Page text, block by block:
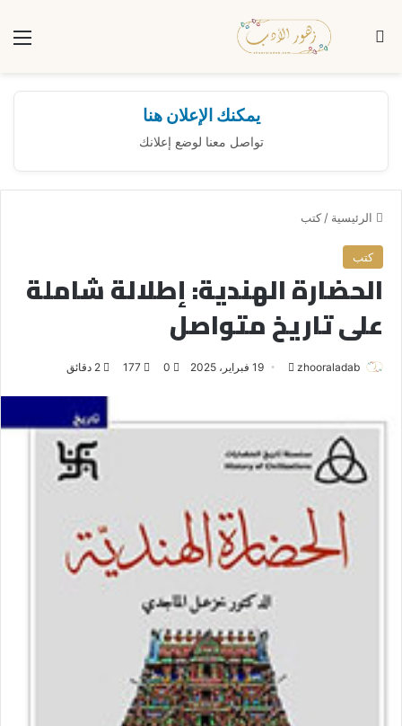
بحث عن
يمكنك الإعلان هنا
تواصل معنا لوضع إعلانك
الرئيسية /كتب
كتب
الحضارة الهندية: إطلالة شاملة
على تاريخ متواصل
zhooraladab
ل
ب
ر
ا
إ
ي
19 فبراير، 2025 0
177